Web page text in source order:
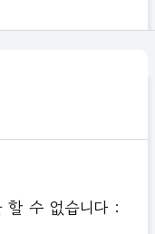
할 수 없습니다 :